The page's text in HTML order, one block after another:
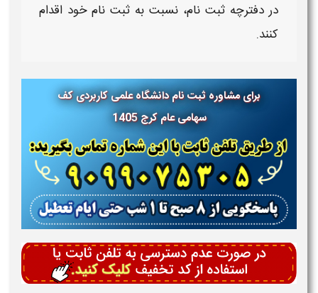
در دفترچه ثبت نام، نسبت به ثبت نام خود اقدام
کنند.
برای مشاوره ثبت نام دانشگاه علمی کاربردی کف
سهامی عام کرج1405